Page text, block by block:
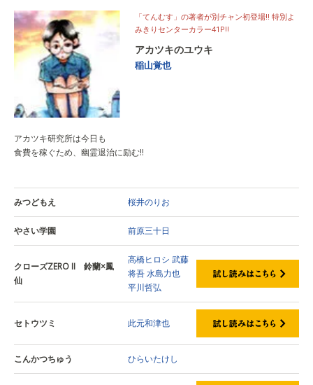
「てんむす」の著者が別チャン初登場!! 特別よ
みきりセンターカラー41P!!
アカツキのユウキ
稲山覚也
アカツキ研究所は今日も
食費を稼ぐため、幽霊退治に励む!!
みつどもえ 桜井のりお
やさい学園 前原三十日
クローズZERO II 鈴蘭×鳳
仙
高橋ヒロシ 武藤
将吾水島力也
平川哲弘
セトウツミ 此元和津也
こんかつちゅう ひらいたけし